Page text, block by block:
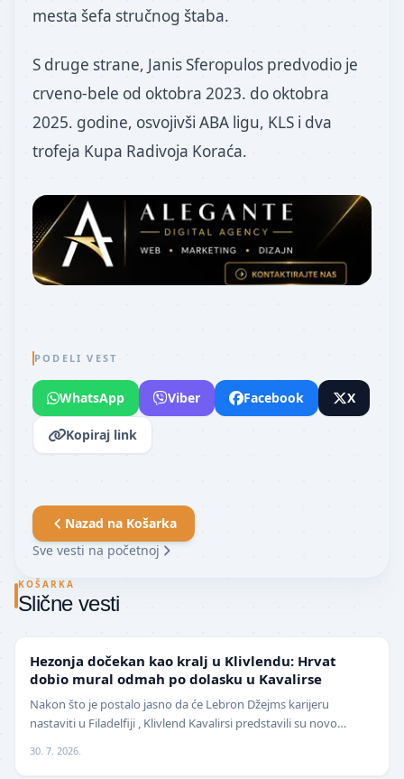
mesta šefa stručnog štaba.
S druge strane, Janis Sferopulos predvodio je
crveno-bele od oktobra 2023. do oktobra
2025. godine, osvojivši ABA ligu, KLS i dva
trofeja Kupa Radivoja Koraća.
PODELI VEST
WhatsApp Viber Facebook X
Kopiraj link
Nazad na Košarka
Sve vesti na početnoj
KOŠARKA
Slične vesti
Hezonja dočekan kao kralj u Klivlendu: Hrvat
dobio mural odmah po dolasku u Kavalirse
Nakon što je postalo jasno da će Lebron Džejms karijeru
nastaviti u Filadelfiji , Klivlend Kavalirsi predstavili su novo
30. 7. 2026.